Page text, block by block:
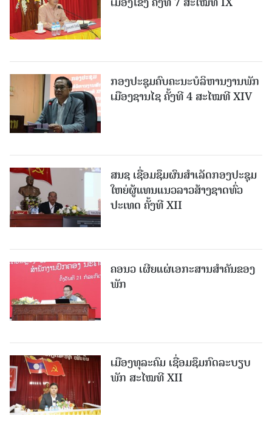
ກອງປະຊຸມຄົບຄະນະບໍລິຫານງານພັກ
ເມືອງຊານ​ໄຊ ຄັ້ງທີ 4 ສະໄໝທີ XIV
ສນຊ ເຊື່ອມຊຶມຜົນສໍາເລັດກອງປະຊຸມ
ໃຫຍ່ຜູ້ແທນແນວລາວສ້າງຊາດທົ່ວ
ປະເທດ ຄັ້ງທີ XII
ຄອນວ ເຜີຍແຜ່ເອກະສານສໍາຄັນຂອງ
ພັກ
ເມືອງທຸລະຄົມ ເຊື່ອມຊຶມກົດລະບຽບ
ພັກ ສະໄໝທີ XII